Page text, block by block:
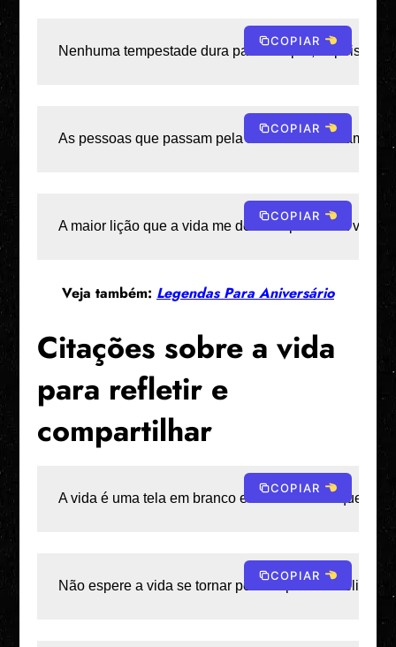
Nenhuma tempestade dura para sempre; depois da
COPIAR
As pessoas que passam pela nossa vida deixam
COPIAR
A maior lição que a vida me deu foi aprender a
COPIAR
Veja também: Legendas Para Aniversário
Citações sobre a vida
para refletir e
compartilhar
A vida é uma tela em branco e cada escolha que
COPIAR
Não espere a vida se tornar perfeita para ser feliz —
COPIAR